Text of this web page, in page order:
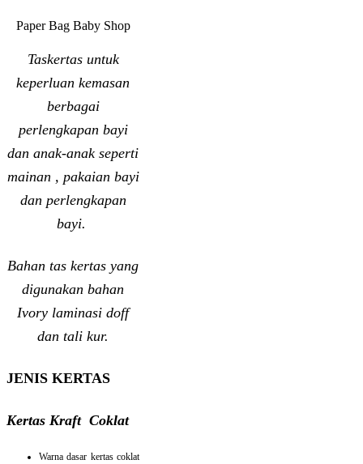
Paper Bag Baby Shop
Taskertas untuk
keperluan kemasan
berbagai
perlengkapan bayi
dan anak-anak seperti
mainan , pakaian bayi
dan perlengkapan
bayi.
Bahan tas kertas yang
digunakan bahan
Ivory laminasi doff
dan tali kur.
JENIS KERTAS
Kertas Kraft Coklat
Warna dasar kertas coklat